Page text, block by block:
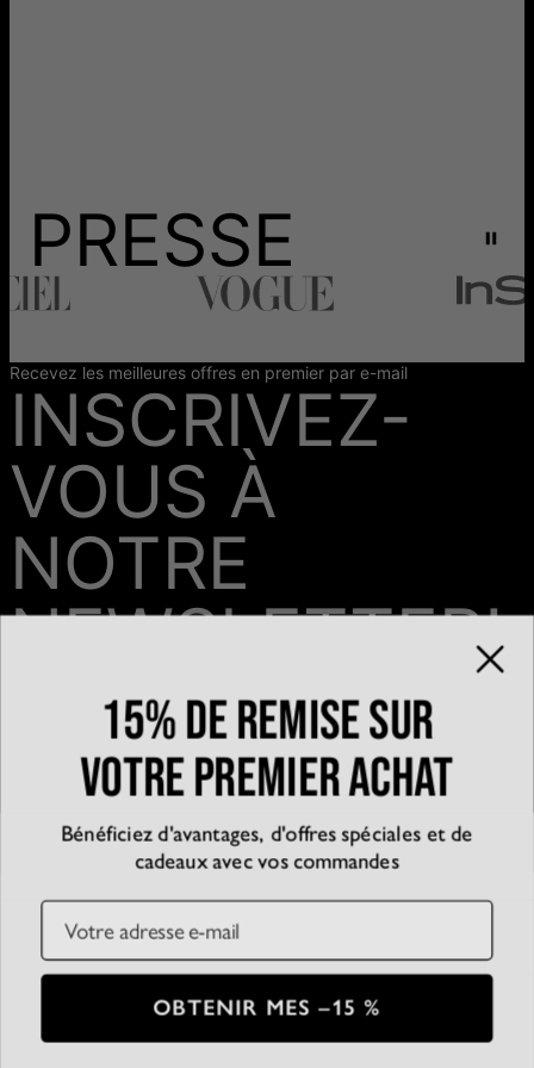
PRESSE
Recevez les meilleures offres en premier par e-mail
INSCRIVEZ-
VOUS À
NOTRE
NEWSLETTER!
QUI SOMMES-NOUS?
Blog
D’accessibilité
Témoignages
Suivre votre commande
Conditions générales
SERVICE CLIENT
Centre d'aide
Conditions de retour
15% de remise sur
votre premier achat
Bénéficiez d'avantages, d'offres spéciales et de
cadeaux avec vos commandes
Email
OBTENIR MES –15 %